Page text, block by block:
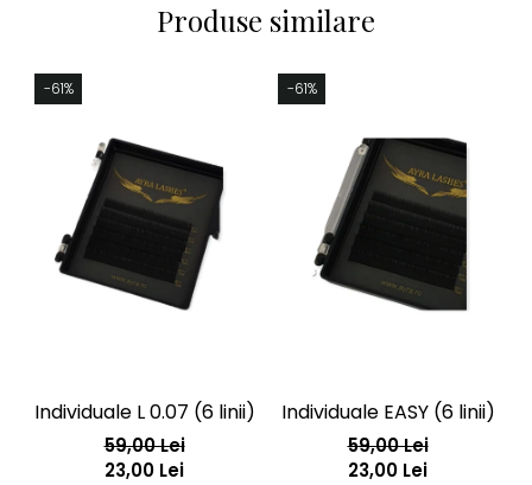
Produse similare
-61%
Individuale L 0.07 (6 linii)
59,00 Lei
23,00 Lei
-61%
Individuale EASY (6 linii)
59,00 Lei
23,00 Lei